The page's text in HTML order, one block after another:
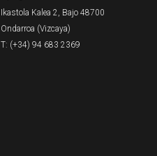
Ikastola Kalea 2, Bajo 48700
Ondarroa (Vizcaya)
T: (+34) 94 683 2369